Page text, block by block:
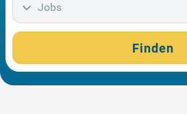
Jobs
Finden